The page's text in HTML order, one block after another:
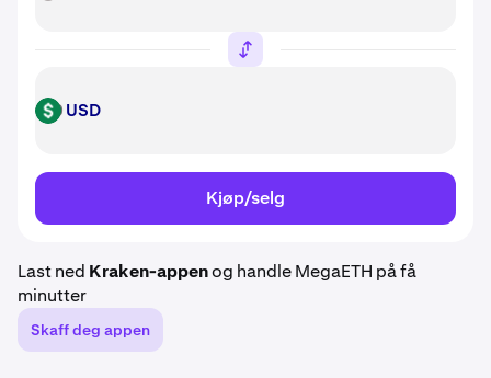
USD USD
Kjøp/selg
Last ned Kraken-appenog handle MegaETH på få
minutter
Skaff deg appen